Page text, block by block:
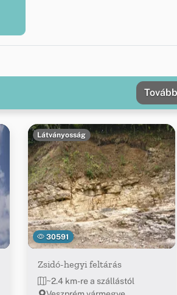
30591
Látványosság
Zsidó-hegyi feltárás
~2.4 km-re a szállástól